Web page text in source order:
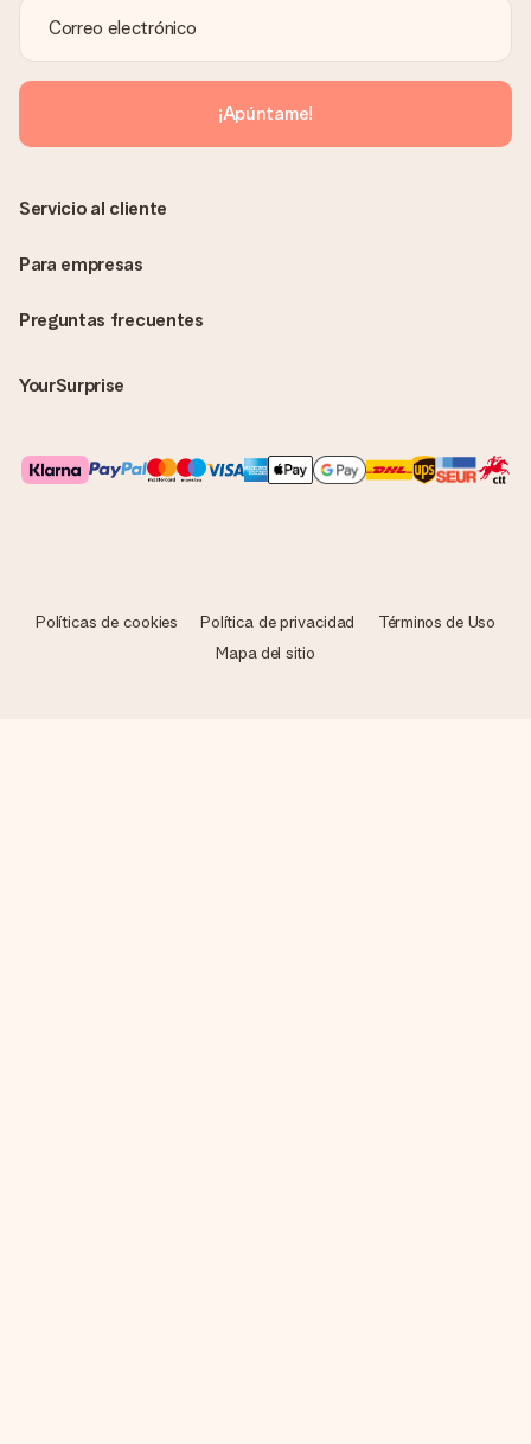
¡Apúntame!
Preguntas frecuentes
YourSurprise
Servicio al cliente
Para empresas
Políticas de cookies Política de privacidad
Términos de Uso
Mapa del sitio